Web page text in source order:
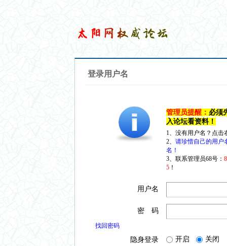
登录用户名
管理员提醒： 必须
入论坛看资料！
1、没有用户名？点
2、 请珍惜自己的用户
名！
3、联系管理员68号：
5 ！
用户名
密 码
找回密码
隐身登录 开启 关闭